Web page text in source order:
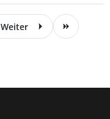
Weiter